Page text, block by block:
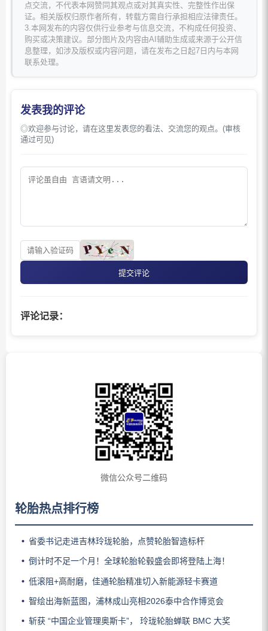
点交流，不代表本网赞同其观点或对其真实性、完整性作出保
证。相关版权归原作者所有，转载方需自行承担相应法律责任。
3.本网发布的内容仅供行业参考与信息交流，不构成任何投资、
购买或决策建议。部分图片及内容由AI辅助生成或来源于公开信
息整理，如涉及版权或内容问题，请在发布之日起7日内与本网
联系处理。
发表我的评论
◎欢迎参与讨论，请在这里发表您的看法、交流您的观点。(审核
通过可见)
提交评论
评论记录：
微信公众号二维码
轮胎热点排行榜
省委书记走进吉林玲珑轮胎，点赞轮胎智造标杆
倒计时不足一个月！全球轮胎轮毂盛会即将登陆上海！
低滚阻+高耐磨，佳通轮胎精准切入新能源轻卡赛道
智绘出海新蓝图，浦林成山亮相2026泰中合作博览会
斩获 “中国企业管理奥斯卡”， 玲珑轮胎蝉联 BMC 大奖